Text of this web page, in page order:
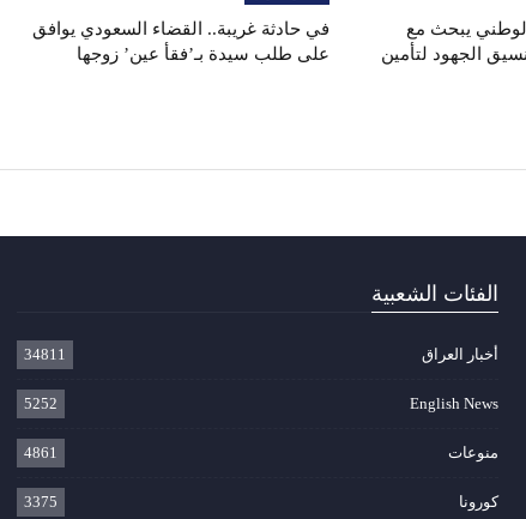
يبحث مع
الجهود لتأمين
في حادثة غريبة.. القضاء السعودي يوافق
على طلب سيدة بـ’فقأ عين’ زوجها
الفئات الشعبية
أخبار العراق 34811
English News
5252
منوعات 4861
كورونا 3375